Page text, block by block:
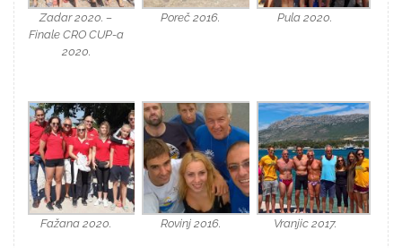
Zadar 2020. –
Finale CRO CUP-a
2020.
Poreč 2016. Pula 2020.
Fažana 2020. Rovinj 2016. Vranjic 2017.